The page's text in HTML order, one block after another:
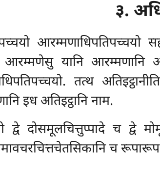
३.
आरम्मणाधिपतिपच्चयो
यानि आरम्मणानि
तत्थ
इध अतिइट्ठानि नाम.
द्वे दोसमूलचित्तुप्पादे च द्वे
च रूपारूप